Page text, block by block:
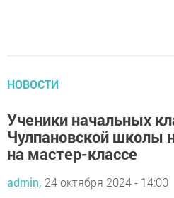
НОВОСТИ
Ученики начальных
Чулпановской школы
на мастер-классе
admin, 24 октября 2024 - 14:00